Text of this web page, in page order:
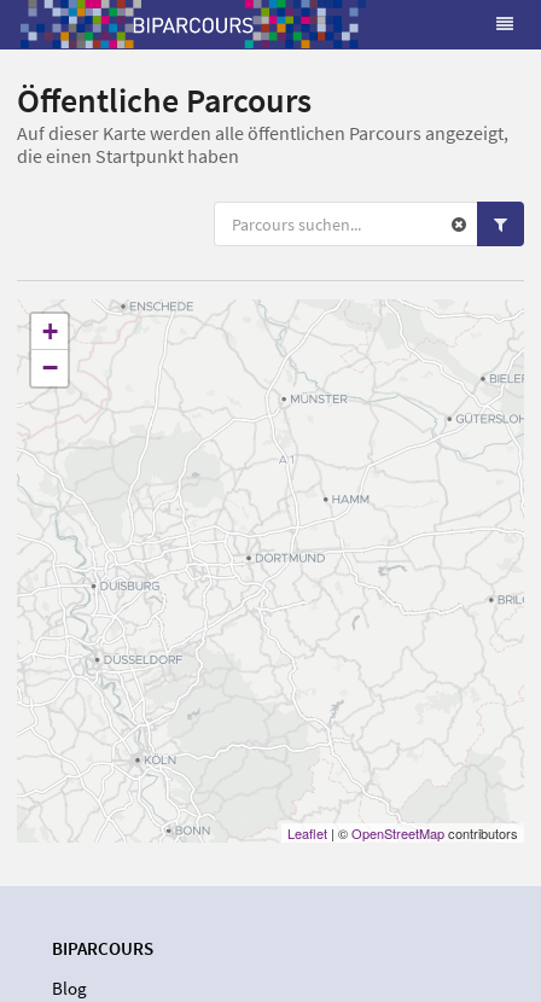
Öffentliche Parcours
Auf dieser Karte werden alle öffentlichen Parcours angezeigt,
die einen Startpunkt haben
+
−
Leaflet | ©OpenStreetMapcontributors
BIPARCOURS
Blog